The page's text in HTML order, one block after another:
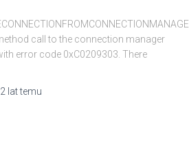
call to the connection manager
error code 0xC0209303. There
lattemu